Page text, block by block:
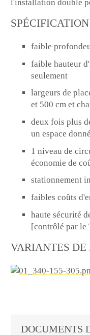
l'installation double
SPÉCIFICATION
faible
faible hauteur
seulement
largeurs de
et 500 cm et
deux fois plus
un espace donné
1 niveau de
économie de
stationnement
faibles coûts
haute sécurité
[contrôlé par le
VARIANTES DE
DOCUMENTS